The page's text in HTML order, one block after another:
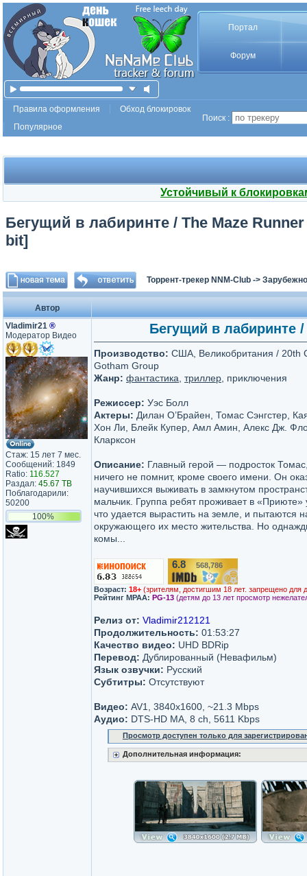
Портал
Форум
Правила оформления
Обход блокировок
Популярное
Поиск :
Устойчивый к
Бегущий в лабиринте / The Maze
bit]
Торрент-трекер NNM-Club ->
Автор
Vladimir21 ®
Модератор Видео
Стаж: 15 лет 7 мес.
Сообщений: 1849
Ratio: 116.527
Раздал: 45.67 TB
Поблагодарили:
50200
100%
Бегущий в лабиринте /
Производство: США, Великобритания / 20th
Gotham Group
Жанр: фантастика триллер , приключения
Режиссер: Уэс Болл
Актеры: Дилан О’Брайен, Томас Сэнгстер,
Хон Ли, Блейк Купер, Амл Амин, Алекс Дж.
Кларксон
Описание: Главный герой — подросток
ничего не помнит, кроме своего имени. Он
научившихся выживать в замкнутом
мальчик. Группа ребят проживает в
что удается вырастить на земле, и пытаются
окружающего их место жительства. Но
комы...
6.8 568,786
Возраст: 18+ (зрителям, достигшим 18 лет. запрещено для
Рейтинг MPAA: PG-13 (детям до 13 лет просмотр
Релиз от: Vladimir212121
Продолжительность: 01:53:27
Качество видео: UHD BDRip
Перевод: Дублированный (Невафильм)
Язык озвучки: Русский
Субтитры: Отсутствуют
Видео: AV1, 3840x1600, ~21.3 Mbps
Аудио: DTS-HD MA, 8 ch, 5611 Kbps
Просмотр доступен только для
Дополнительная информация: